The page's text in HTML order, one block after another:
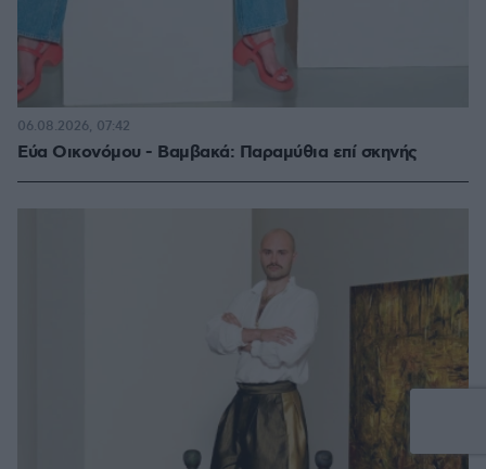
Εύα Οικονόμου - Βαμβακά: Παραμύθια επί σκηνής
06.08.2026, 07:42